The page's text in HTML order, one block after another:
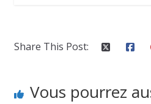
Share This Post:
Vous pourrez